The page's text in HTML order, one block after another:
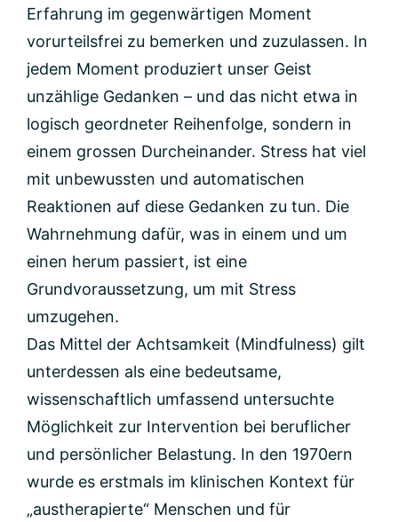
Erfahrung im gegenwärtigen Moment
vorurteilsfrei zu bemerken und zuzulassen. In
jedem Moment produziert unser Geist
unzählige Gedanken – und das nicht etwa in
logisch geordneter Reihenfolge, sondern in
einem grossen Durcheinander. Stress hat viel
mit unbewussten und automatischen
Reaktionen auf diese Gedanken zu tun. Die
Wahrnehmung dafür, was in einem und um
einen herum passiert, ist eine
Grundvoraussetzung, um mit Stress
umzugehen.
Das Mittel der Achtsamkeit (Mindfulness) gilt
unterdessen als eine bedeutsame,
wissenschaftlich umfassend untersuchte
Möglichkeit zur Intervention bei beruflicher
und persönlicher Belastung. In den 1970ern
wurde es erstmals im klinischen Kontext für
„austherapierte“ Menschen und für